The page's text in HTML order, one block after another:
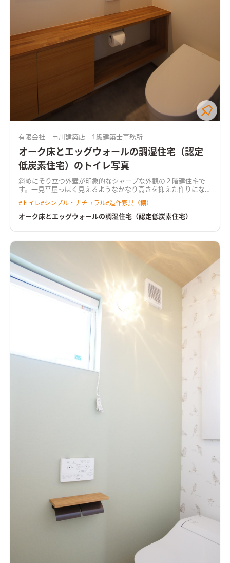
有限会社 市川建築店 1級建築士事務所
オーク床とエッグウォールの調湿住宅（認定
低炭素住宅）のトイレ写真
斜めにそり立つ外壁が印象的なシャープな外観の２階建住宅で
す。一見平屋っぽく見えるようなかなり高さを抑えた作りになっ
ョンがどこでもとれる家をコンセプトに動線や間取りを工夫し
ました。釣りが趣味の施主様の為、２階に趣味室、裏口土間に
# トイレ#シンプル・ナチュラル#造作家具（棚）
オーク床とエッグウォールの調湿住宅（認定低炭素住宅）